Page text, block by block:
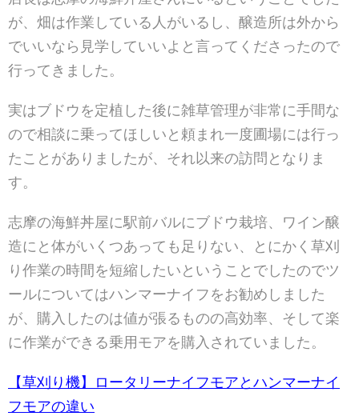
が、畑は作業している人がいるし、醸造所は外から
でいいなら見学していいよと言ってくださったので
行ってきました。
実はブドウを定植した後に雑草管理が非常に手間な
ので相談に乗ってほしいと頼まれ一度圃場には行っ
たことがありましたが、それ以来の訪問となりま
す。
志摩の海鮮丼屋に駅前バルにブドウ栽培、ワイン醸
造にと体がいくつあっても足りない、とにかく草刈
り作業の時間を短縮したいということでしたのでツ
ールについてはハンマーナイフをお勧めしました
が、購入したのは値が張るものの高効率、そして楽
に作業ができる乗用モアを購入されていました。
【草刈り機】ロータリーナイフモアとハンマーナイ
フモアの違い